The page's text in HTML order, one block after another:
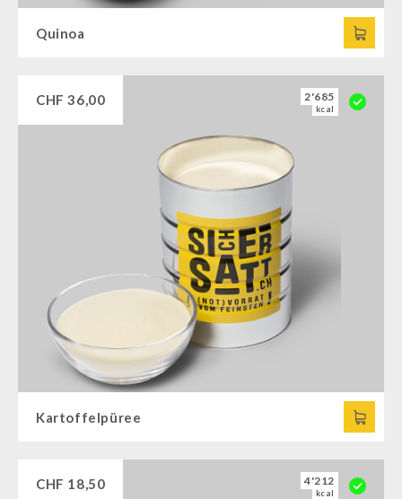
Quinoa
CHF 36,00 2'685
kcal
Kartoffelpüree
CHF 18,50 4'212
kcal